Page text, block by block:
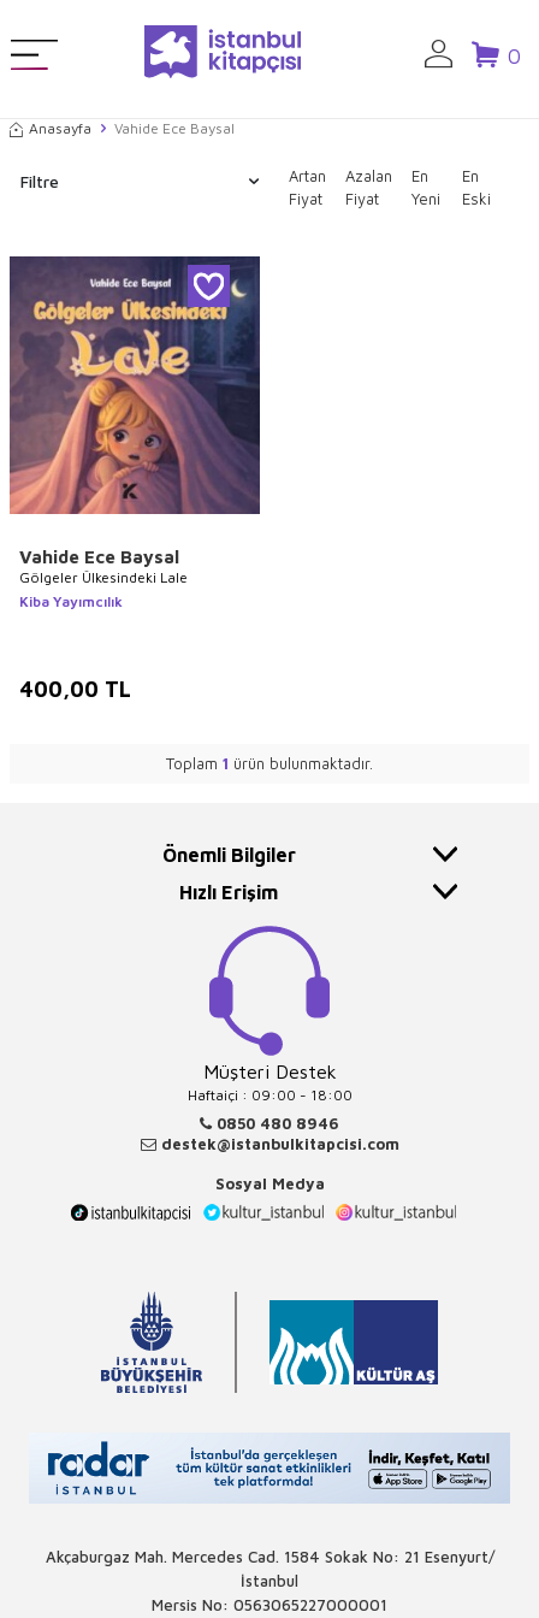
0
Anasayfa Vahide Ece Baysal
Filtre
Artan
Fiyat
Azalan
Fiyat
En
Yeni
En
Eski
Vahide Ece Baysal
Gölgeler Ülkesindeki Lale
Kiba Yayımcılık
400,00 TL
Toplam 1 ürün bulunmaktadır.
Önemli Bilgiler
Hızlı Erişim
Müşteri Destek
Haftaiçi : 09:00 - 18:00
0850 480 8946
destek@istanbulkitapcisi.com
Sosyal Medya
Akçaburgaz Mah. Mercedes Cad. 1584 Sokak No: 21 Esenyurt/
İstanbul
Mersis No: 0563065227000001